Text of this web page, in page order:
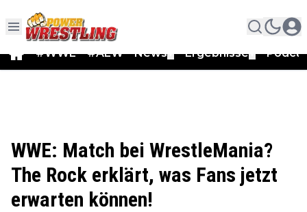
#WWE #AEW News Ergebnisse
WWE: Match bei WrestleMania?
The Rock erklärt, was Fans jetzt
erwarten können!